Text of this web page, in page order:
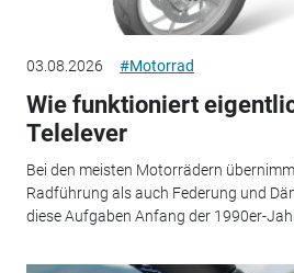
03.08.2026 #Motorrad
Wie funktioniert
Telelever
Bei den meisten Motorrädern
Radführung als auch Federung und
diese Aufgaben Anfang der 1990er-